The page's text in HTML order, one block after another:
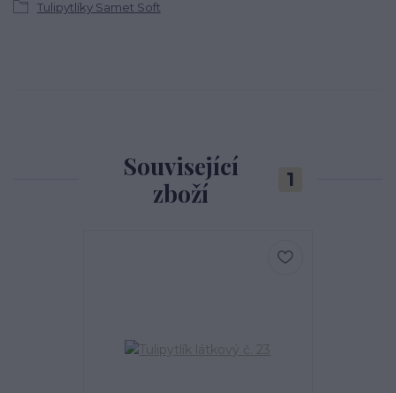
Tulipytlíky Samet Soft
Související
zboží
1